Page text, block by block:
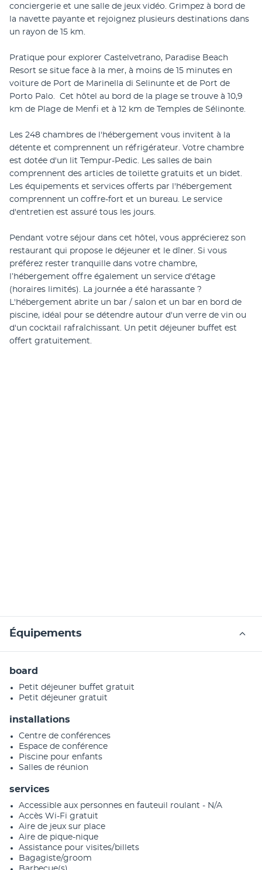
conciergerie et une salle de jeux vidéo. Grimpez à bord de
la navette payante et rejoignez plusieurs destinations dans
un rayon de 15 km.
Pratique pour explorer Castelvetrano, Paradise Beach
Resort se situe face à la mer, à moins de 15 minutes en
voiture de Port de Marinella di Selinunte et de Port de
Porto Palo.  Cet hôtel au bord de la plage se trouve à 10,9
km de Plage de Menfi et à 12 km de Temples de Sélinonte.
Les 248 chambres de l'hébergement vous invitent à la
détente et comprennent un réfrigérateur. Votre chambre
est dotée d'un lit Tempur-Pedic. Les salles de bain
comprennent des articles de toilette gratuits et un bidet.
Les équipements et services offerts par l'hébergement
comprennent un coffre-fort et un bureau. Le service
d'entretien est assuré tous les jours.
Pendant votre séjour dans cet hôtel, vous apprécierez son
restaurant qui propose le déjeuner et le dîner. Si vous
préférez rester tranquille dans votre chambre,
l’hébergement offre également un service d'étage
(horaires limités). La journée a été harassante ?
L'hébergement abrite un bar / salon et un bar en bord de
piscine, idéal pour se détendre autour d'un verre de vin ou
d'un cocktail rafraîchissant. Un petit déjeuner buffet est
offert gratuitement.
Équipements
board
Petit déjeuner buffet gratuit
Petit déjeuner gratuit
installations
Centre de conférences
Espace de conférence
Piscine pour enfants
Salles de réunion
services
Accessible aux personnes en fauteuil roulant - N/A
Accès Wi-Fi gratuit
Aire de jeux sur place
Aire de pique-nique
Assistance pour visites/billets
Bagagiste/groom